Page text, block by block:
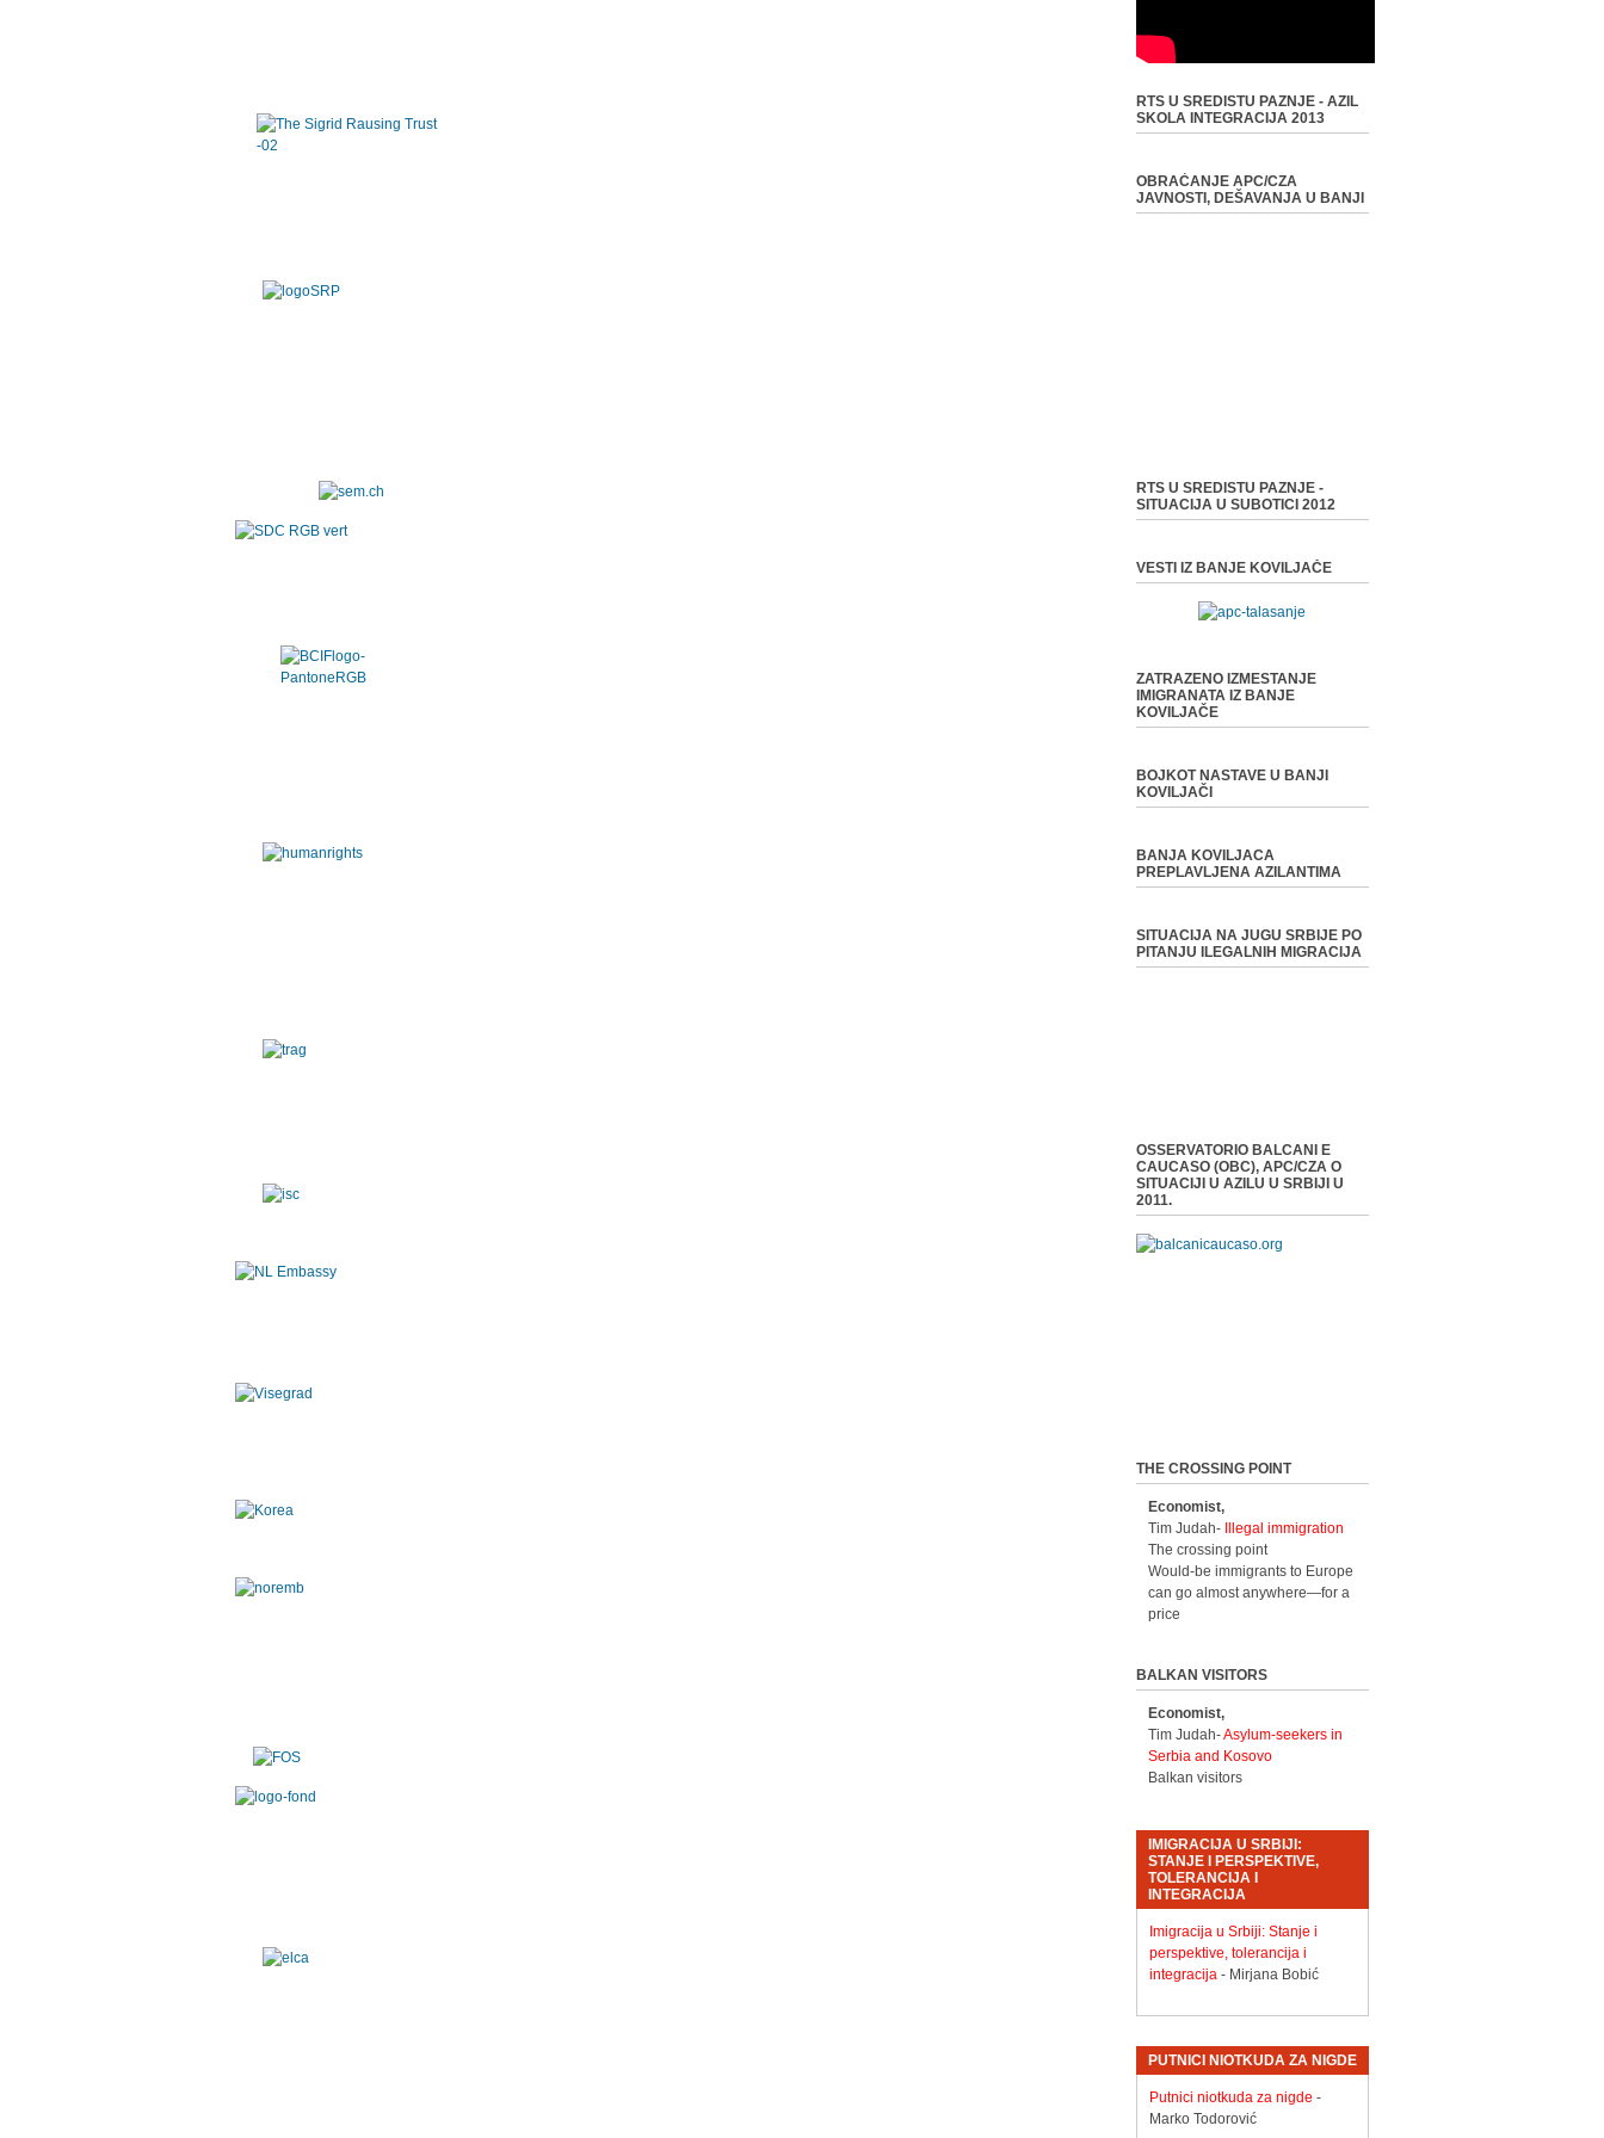
RTS U SREDISTU PAZNJE - AZIL
SKOLA INTEGRACIJA 2013
OBRAĆANJE APC/CZA
JAVNOSTI, DEŠAVANJA U BANJI
RTS U SREDISTU PAZNJE -
SITUACIJA U SUBOTICI 2012
VESTI IZ BANJE KOVILJAČE
ZATRAZENO IZMESTANJE
IMIGRANATA IZ BANJE
KOVILJAČE
BOJKOT NASTAVE U BANJI
KOVILJAČI
BANJA KOVILJACA
PREPLAVLJENA AZILANTIMA
SITUACIJA NA JUGU SRBIJE PO
PITANJU ILEGALNIH MIGRACIJA
OSSERVATORIO BALCANI E
CAUCASO (OBC), APC/CZA O
SITUACIJI U AZILU U SRBIJI U
2011.
THE CROSSING POINT
Economist,
Tim Judah-
Illegal immigration
The crossing point
Would-be immigrants to Europe
can go almost anywhere—for a
price
BALKAN VISITORS
Economist,
Tim Judah-Asylum-seekers in
Serbia and Kosovo
Balkan visitors
IMIGRACIJA U SRBIJI:
STANJE I PERSPEKTIVE,
TOLERANCIJA I
INTEGRACIJA
Imigracija u Srbiji: Stanje i
perspektive, tolerancija i
integracija- Mirjana Bobić
PUTNICI NIOTKUDA ZA NIGDE
Putnici niotkuda za nigde -
Marko Todorović